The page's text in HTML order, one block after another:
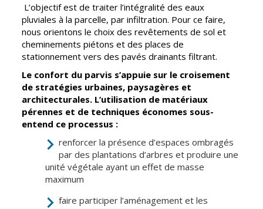
L’objectif est de traiter l’intégralité des eaux
pluviales à la parcelle, par infiltration. Pour ce faire,
nous orientons le choix des revêtements de sol et
cheminements piétons et des places de
stationnement vers des pavés drainants filtrant.
Le confort du parvis s’appuie sur le croisement
de stratégies urbaines, paysagères et
architecturales. L’utilisation de matériaux
pérennes et de techniques économes sous-
entend ce processus :
renforcer la présence d’espaces ombragés
par des plantations d’arbres et produire une
unité végétale ayant un effet de masse
maximum
faire participer l’aménagement et les